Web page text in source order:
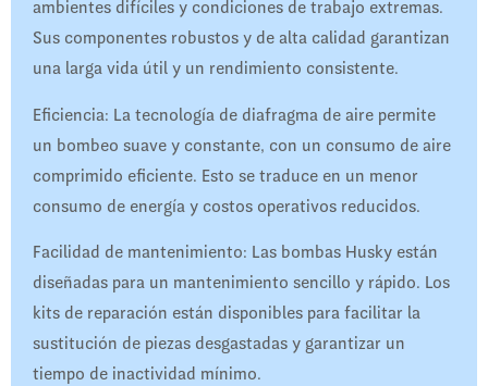
ambientes difíciles y condiciones de trabajo extremas.
Sus componentes robustos y de alta calidad garantizan
una larga vida útil y un rendimiento consistente.
Eficiencia: La tecnología de diafragma de aire permite
un bombeo suave y constante, con un consumo de aire
comprimido eficiente. Esto se traduce en un menor
consumo de energía y costos operativos reducidos.
Facilidad de mantenimiento: Las bombas Husky están
diseñadas para un mantenimiento sencillo y rápido. Los
kits de reparación están disponibles para facilitar la
sustitución de piezas desgastadas y garantizar un
tiempo de inactividad mínimo.